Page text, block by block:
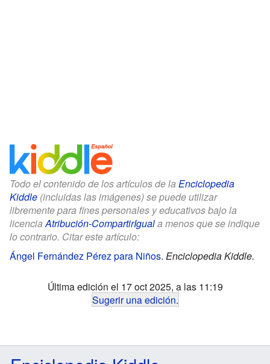
Todo el contenido de los artículos de la Enciclopedia
Kiddle (incluidas las imágenes) se puede utilizar
libremente para fines personales y educativos bajo la
licenciaAtribución-CompartirIguala menos que se indique
lo contrario. Citar este artículo:
Ángel Fernández Pérez para Niños. Enciclopedia Kiddle.
Última edición el 17 oct 2025, a las 11:19
Sugerir una edición.